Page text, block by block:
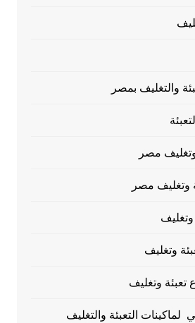
والتغليف بمصر
وتغليف مصر
وتغليف مصر
وتغليف
وتغليف
وتغليف
التعبئة والتغليف